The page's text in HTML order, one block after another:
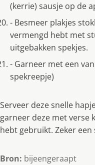
(kerrie) sausje op de
- Besmeer plakjes
vermengd hebt met
uitgebakken spekjes.
- Garneer met een
spekreepje)
Serveer deze snelle
garneer deze met verse
hebt gebruikt. Zeker een
Bron: bijeengeraapt